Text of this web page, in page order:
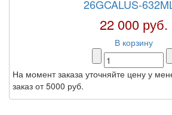
26GCALUS-
22 000 руб.
В корзину
На момент заказа уточняйте цену у
заказ от 5000 руб.